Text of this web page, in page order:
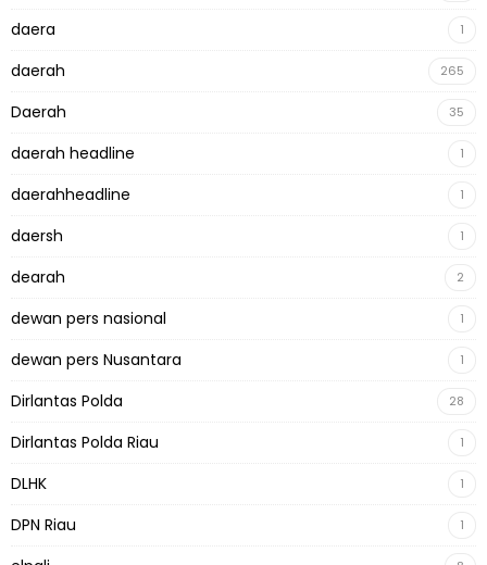
daera 1
daerah 265
Daerah 35
daerah headline 1
daerahheadline 1
daersh 1
dearah 2
dewan pers nasional 1
dewan pers Nusantara 1
Dirlantas Polda 28
Dirlantas Polda Riau 1
DLHK 1
DPN Riau 1